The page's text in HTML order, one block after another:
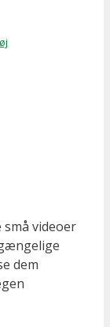
videoer
dem